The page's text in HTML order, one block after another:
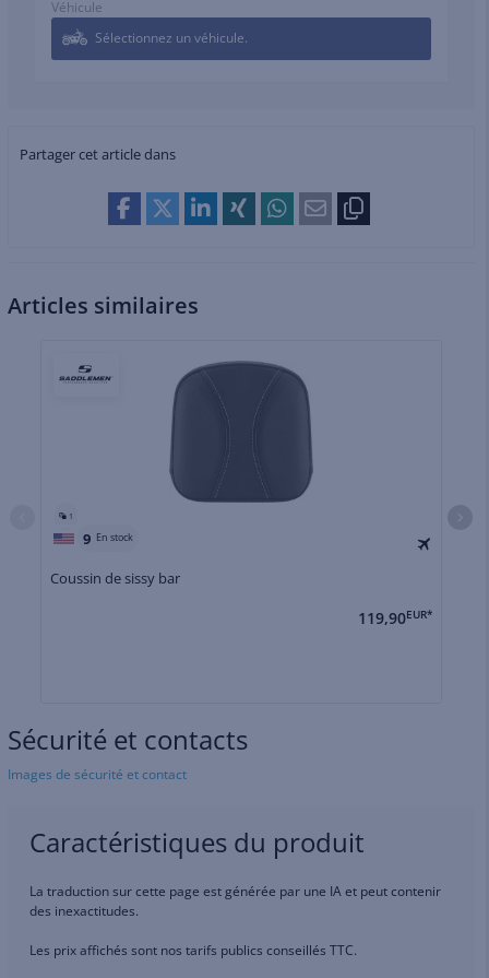
Véhicule
Sélectionnez un véhicule.
Partager cet article dans
Articles similaires
1
9 En stock
Coussin de sissy bar
119,90EUR*
Sécurité et contacts
Images de sécurité et contact
Caractéristiques du produit
La traduction sur cette page est générée par une IA et peut contenir
des inexactitudes.
Les prix affichés sont nos tarifs publics conseillés TTC.